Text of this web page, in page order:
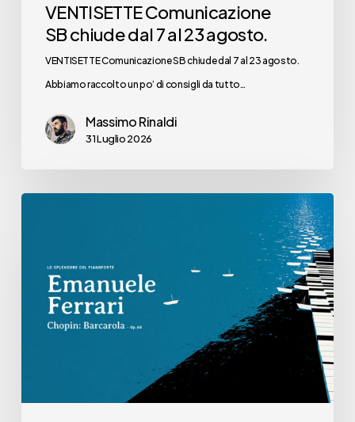
VENTISETTE Comunicazione
SB chiude dal 7 al 23 agosto.
VENTISETTE Comunicazione SB chiude dal 7 al 23 agosto.
Abbiamo raccolto un po’ di consigli da tutto…
Massimo Rinaldi
31 Luglio 2026
Pietro